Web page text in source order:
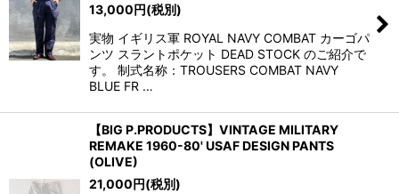
13,000円(税別)
実物 イギリス軍 ROYAL NAVY COMBAT カーゴパ
ンツ スラントポケット DEAD STOCK のご紹介で
す。 制式名称：TROUSERS COMBAT NAVY
BLUE FR …
【BIG P.PRODUCTS】VINTAGE MILITARY
REMAKE 1960-80' USAF DESIGN PANTS
(OLIVE)
21,000円(税別)